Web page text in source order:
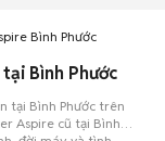
Bình Phước
Bình Phước
tại Bình Phước trên
Aspire cũ tại Bình